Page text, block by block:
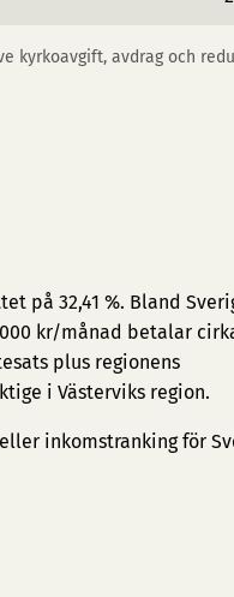
kyrkoavgift, avdrag och
på 32,41 %. Bland
kr/månad betalar
plus regionens
i Västerviks region.
eller inkomstranking för